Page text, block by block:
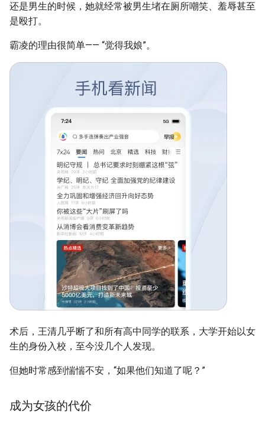
还是男生的时候，她就经常被男生堵在厕所嘲笑、羞辱甚至
是殴打。
霸凌的理由很简单—— “觉得我娘”。
术后，王清几乎断了和所有高中同学的联系，大学开始以女
生的身份入校，至今没几个人发现。
但她时常感到惴惴不安，“如果他们知道了呢？”
成为女孩的代价